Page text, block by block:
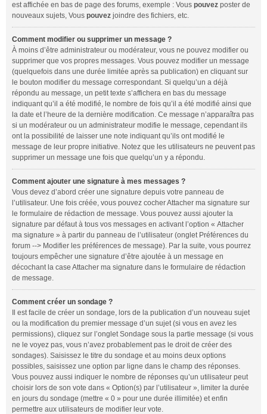
est affichée en bas de page des forums, exemple : Vous pouvez poster de
nouveaux sujets, Vous pouvez joindre des fichiers, etc.
Comment modifier ou supprimer un message ?
À moins d’être administrateur ou modérateur, vous ne pouvez modifier ou
supprimer que vos propres messages. Vous pouvez modifier un message
(quelquefois dans une durée limitée après sa publication) en cliquant sur
le bouton modifier du message correspondant. Si quelqu’un a déjà
répondu au message, un petit texte s’affichera en bas du message
indiquant qu’il a été modifié, le nombre de fois qu’il a été modifié ainsi que
la date et l’heure de la dernière modification. Ce message n’apparaîtra pas
si un modérateur ou un administrateur modifie le message, cependant ils
ont la possibilité de laisser une note indiquant qu’ils ont modifié le
message de leur propre initiative. Notez que les utilisateurs ne peuvent pas
supprimer un message une fois que quelqu’un y a répondu.
Comment ajouter une signature à mes messages ?
Vous devez d’abord créer une signature depuis votre panneau de
l’utilisateur. Une fois créée, vous pouvez cocherAttacher ma signature sur
le formulaire de rédaction de message. Vous pouvez aussi ajouter la
signature par défaut à tous vos messages en activant l’option « Attacher
ma signature » à partir du panneau de l’utilisateur (onglet Préférences du
forum --> Modifier les préférences de message). Par la suite, vous pourrez
toujours empêcher une signature d’être ajoutée à un message en
décochant la case Attacher ma signature dans le formulaire de rédaction
de message.
Comment créer un sondage ?
Il est facile de créer un sondage, lors de la publication d’un nouveau sujet
ou la modification du premier message d’un sujet (si vous en avez les
permissions), cliquez sur l’ongletSondage sous la partie message (si vous
ne le voyez pas, vous n’avez probablement pas le droit de créer des
sondages). Saisissez le titre du sondage et au moins deux options
possibles, saisissez une option par ligne dans le champ des réponses.
Vous pouvez aussi indiquer le nombre de réponses qu’un utilisateur peut
choisir lors de son vote dans « Option(s) par l’utilisateur », limiter la durée
en jours du sondage (mettre « 0 » pour une durée illimitée) et enfin
permettre aux utilisateurs de modifier leur vote.